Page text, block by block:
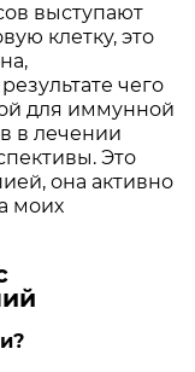
выступают
клетку, это
чего
для иммунной
в лечении
Это
она активно
моих